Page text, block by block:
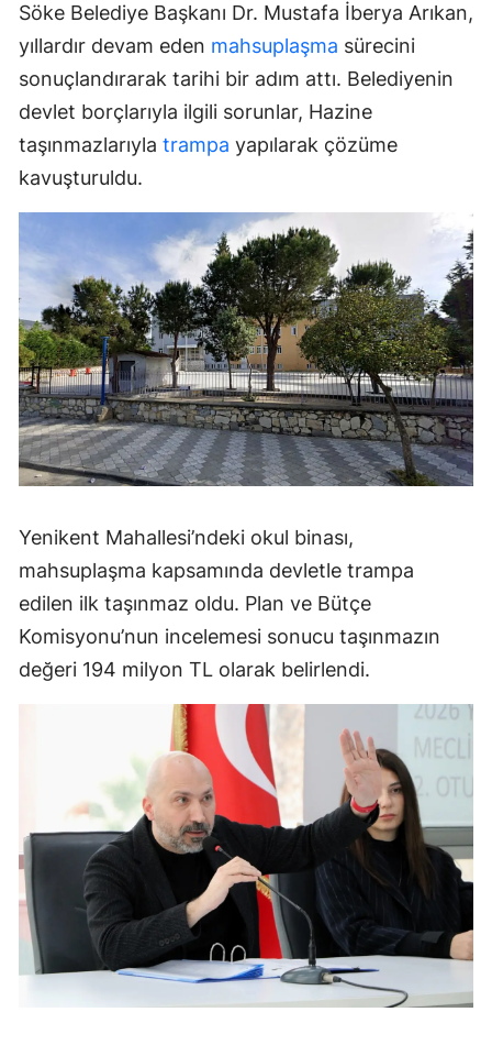
Söke Belediye Başkanı Dr. Mustafa İberya Arıkan,
yıllardır devam eden mahsuplaşma sürecini
sonuçlandırarak tarihi bir adım attı. Belediyenin
devlet borçlarıyla ilgili sorunlar, Hazine
taşınmazlarıyla trampa yapılarak çözüme
kavuşturuldu.
Yenikent Mahallesi’ndeki okul binası,
mahsuplaşma kapsamında devletle trampa
edilen ilk taşınmaz oldu. Plan ve Bütçe
Komisyonu’nun incelemesi sonucu taşınmazın
değeri 194 milyon TL olarak belirlendi.